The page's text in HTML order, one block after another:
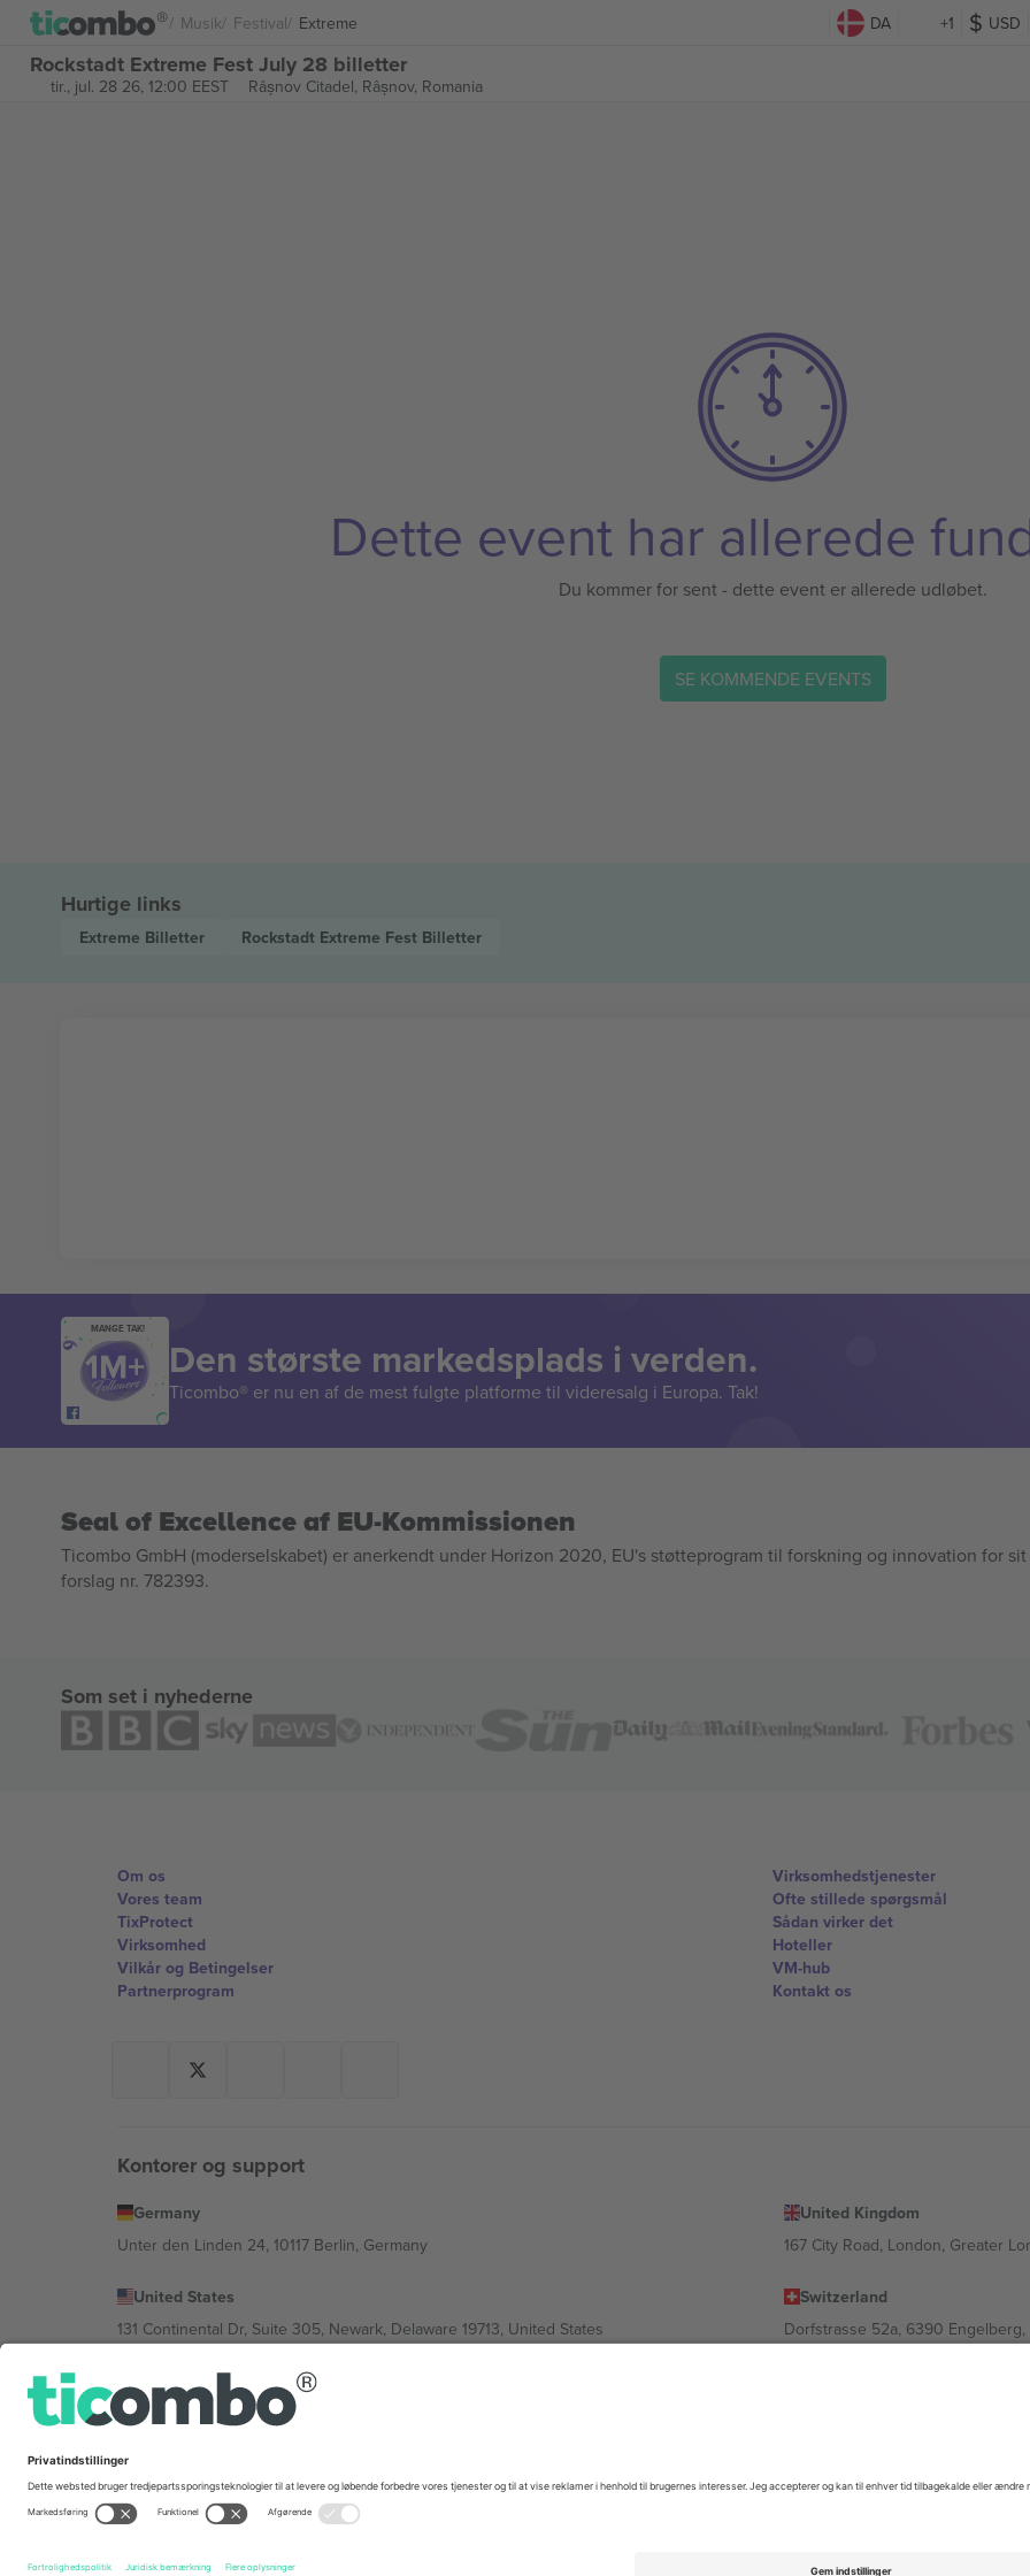
Musik Festival Extreme DA +1 USD
Rockstadt Extreme Fest July 28 billetter
tir., jul. 28 26, 12:00 EEST Râșnov Citadel, Râșnov, Romania
Dette event har allerede
Du kommer for sent - dette event er allerede udløbet.
SE KOMMENDE EVENTS
Hurtige links
Extreme Billetter Rockstadt Extreme Fest Billetter
MANGE TAK!
Den største markedsplads i verden.
Ticombo® er nu en af de mest fulgte platforme til videresalg i Europa. Tak!
Seal of Excellence af EU-Kommissionen
Ticombo GmbH (moderselskabet) er anerkendt under Horizon 2020, EU's støtteprogram til forskning og innovation for sit
forslag nr. 782393.
Som set i nyhederne
Om os
Vores team
TixProtect
Virksomhed
Vilkår og Betingelser
Partnerprogram
Virksomhedstjenester
Ofte stillede spørgsmål
Sådan virker det
Hoteller
VM-hub
Kontakt os
Kontorer og support
Germany
Unter den Linden 24, 10117 Berlin, Germany
United Kingdom
167 City Road, London, Greater
United States
131 Continental Dr, Suite 305, Newark, Delaware 19713, United States
Switzerland
Dorfstrasse 52a, 6390 Engelberg,
Bulgaria
Regus Sofia City West, bul Totleben 53-55, 1606 Sofia, Bulgaria
Av Chapultepec 360, Roma Norte, Cuauhtémoc, 06700 Ciudad de México, CDMX, Mexico
© 2026 Ticombo. Alle rettigheder forbeholdes.